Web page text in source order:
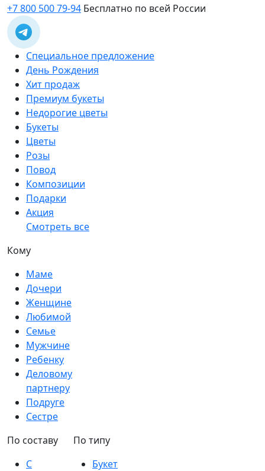
+7 800 500 79-94 Бесплатно по всей России
Специальное предложение
День Рождения
Хит продаж
Премиум букеты
Недорогие цветы
Букеты
Цветы
Розы
Повод
Композиции
Подарки
Акция
Смотреть все
Кому
Маме
Дочери
Женщине
Любимой
Семье
Мужчине
Ребенку
Деловому
партнеру
Подруге
Сестре
По составу
С
По типу
Букет